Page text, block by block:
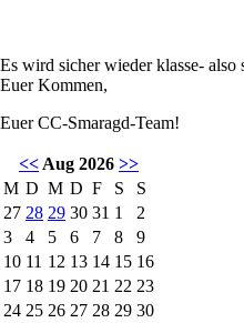
Es wird sicher wieder klasse-
Euer Kommen,
Euer CC-Smaragd-Team!
<< Aug 2026 >>
M D M D F S
S
27 28 29 30 31 1
2
3
4 5 6 7 8
9
10 11 12 13 14 15 16
17 18 19 20 21 22 23
24 25 26 27 28 29 30